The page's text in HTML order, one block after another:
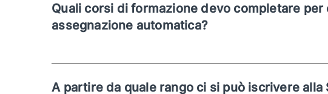
Quali corsi di formazione devo completare
assegnazione automatica?
A partire da quale rango ci si può iscrivere alla